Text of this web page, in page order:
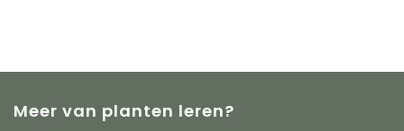
Meer van planten leren?